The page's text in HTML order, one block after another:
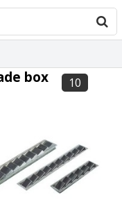
box 10